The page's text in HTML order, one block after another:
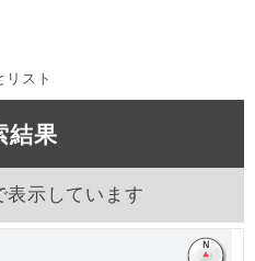
リスト
結果
表示しています